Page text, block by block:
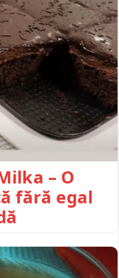
– O
fără egal